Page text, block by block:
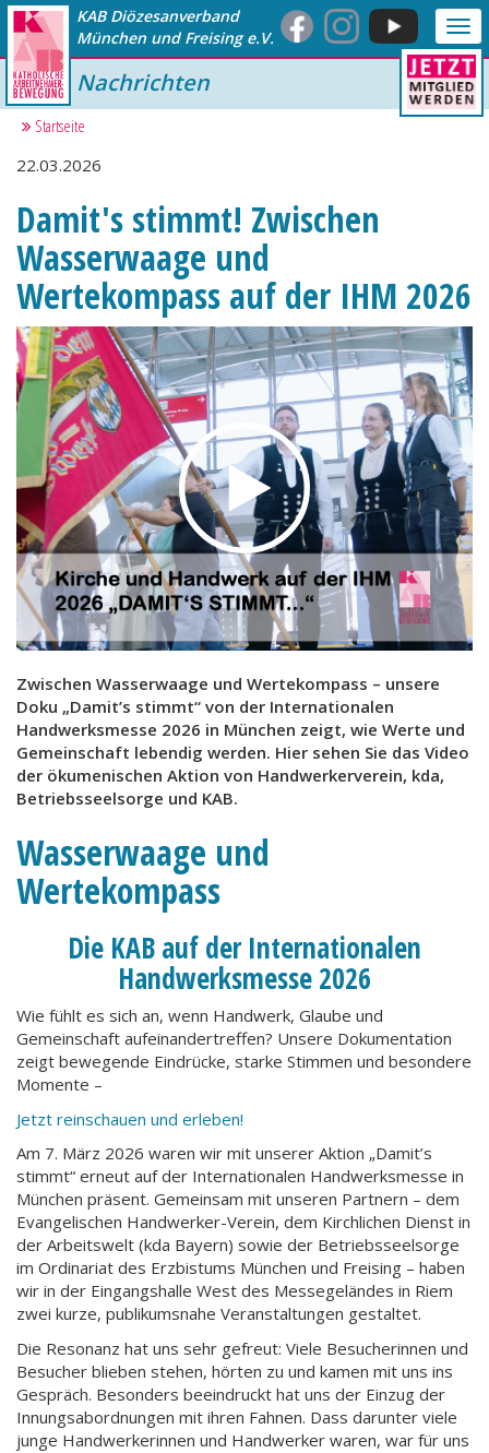
KAB Diözesanverband
München und Freising e.V.
Nachrichten
Startseite
22.03.2026
Damit's stimmt! Zwischen
Wasserwaage und
Wertekompass auf der IHM 2026
Zwischen Wasserwaage und Wertekompass – unsere
Doku „Damit’s stimmt“ von der Internationalen
Handwerksmesse 2026 in München zeigt, wie Werte und
Gemeinschaft lebendig werden. Hier sehen Sie das Video
der ökumenischen Aktion von Handwerkerverein, kda,
Betriebsseelsorge und KAB.
Wasserwaage und
Wertekompass
Die KAB auf der Internationalen
Handwerksmesse 2026
Wie fühlt es sich an, wenn Handwerk, Glaube und
Gemeinschaft aufeinandertreffen? Unsere Dokumentation
zeigt bewegende Eindrücke, starke Stimmen und besondere
Momente –
Jetzt reinschauen und erleben!
Am 7. März 2026 waren wir mit unserer Aktion „Damit’s
stimmt“ erneut auf der Internationalen Handwerksmesse in
München präsent. Gemeinsam mit unseren Partnern – dem
Evangelischen Handwerker-Verein, dem Kirchlichen Dienst in
der Arbeitswelt (kda Bayern) sowie der Betriebsseelsorge
im Ordinariat des Erzbistums München und Freising – haben
wir in der Eingangshalle West des Messegeländes in Riem
zwei kurze, publikumsnahe Veranstaltungen gestaltet.
Die Resonanz hat uns sehr gefreut: Viele Besucherinnen und
Besucher blieben stehen, hörten zu und kamen mit uns ins
Gespräch. Besonders beeindruckt hat uns der Einzug der
Innungsabordnungen mit ihren Fahnen. Dass darunter viele
junge Handwerkerinnen und Handwerker waren, war für uns